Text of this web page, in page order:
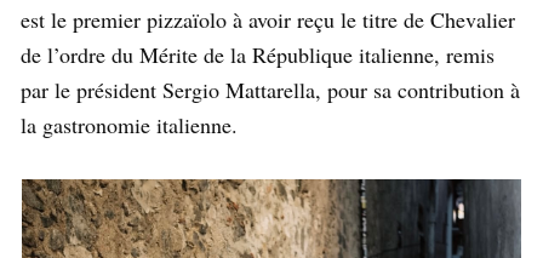
est le premier pizzaïolo à avoir reçu le titre de Chevalier
de l’ordre du Mérite de la République italienne, remis
par le président Sergio Mattarella, pour sa contribution à
la gastronomie italienne.